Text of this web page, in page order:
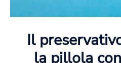
Il
la pillola